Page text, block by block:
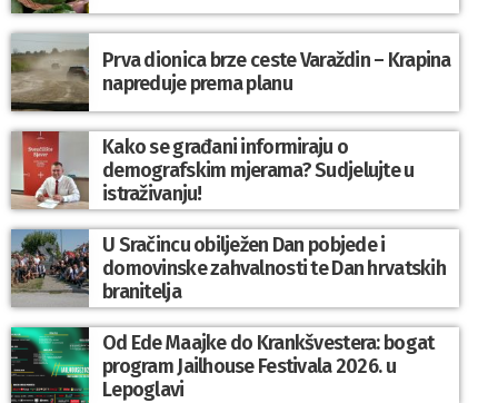
Prva dionica brze ceste Varaždin – Krapina
napreduje prema planu
Kako se građani informiraju o
demografskim mjerama? Sudjelujte u
istraživanju!
U Sračincu obilježen Dan pobjede i
domovinske zahvalnosti te Dan hrvatskih
branitelja
Od Ede Maajke do Krankšvestera: bogat
program Jailhouse Festivala 2026. u
Lepoglavi